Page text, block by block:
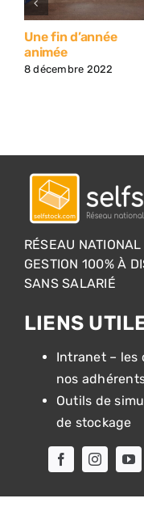
Une fin d’année
animée
8 décembre 2022
RÉSEAU NATIONAL
GESTION 100% À
SANS SALARIÉ
LIENS
Intranet – les
nos
Outils de
de stockage